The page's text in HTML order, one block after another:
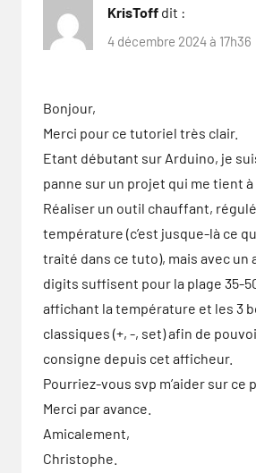
KrisToff dit :
4 décembre 2024 à 17h36
Bonjour,
Merci pour ce tutoriel très clair.
Etant débutant sur Arduino, je
panne sur un projet qui me tient à
Réaliser un outil chauffant,
température (c’est jusque-là ce
traité dans ce tuto), mais avec un
digits suffisent pour la plage 35-
affichant la température et les 3
classiques (+, -, set) afin de
consigne depuis cet afficheur.
Pourriez-vous svp m’aider sur ce
Merci par avance.
Amicalement,
Christophe.